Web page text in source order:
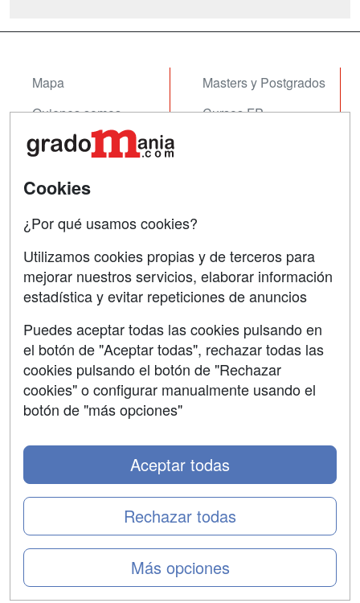
Mapa
Quienes somos
Tarifas publicidad
Masters y Postgrados
Cursos FP
Contactar
Confidencialidad
Copyleft
SÍGUENOS EN:
Cookies
¿Por qué usamos cookies?
Utilizamos cookies propias y de terceros para
mejorar nuestros servicios, elaborar información
estadística y evitar repeticiones de anuncios
Puedes aceptar todas las cookies pulsando en
el botón de "Aceptar todas", rechazar todas las
cookies pulsando el botón de "Rechazar
cookies" o configurar manualmente usando el
botón de "más opciones"
Más opciones
Rechazar todas
Aceptar todas